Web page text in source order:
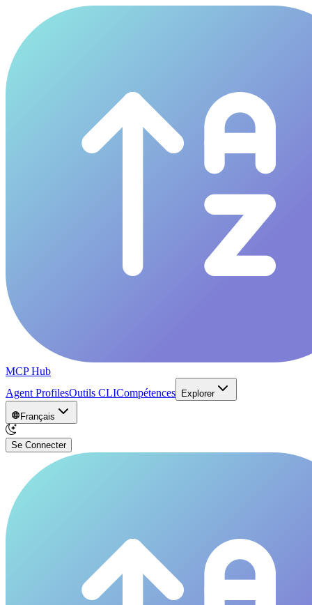
MCP Hub
Agent ProfilesOutils CLICompétences Explorer
Français
Se Connecter